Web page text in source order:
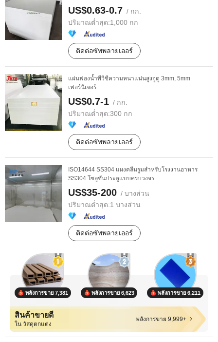
US$0.63-0.7 / กก.
ปริมาณต่ำสุด:1,000 กก
ติดต่อซัพพลายเออร์
แผ่นฟองน้ำพีวีซีความหนาแน่นสูงจูตู 3mm, 5mm
เฟอร์นิเจอร์
US$0.7-1 / กก.
ปริมาณต่ำสุด:300 กก
ติดต่อซัพพลายเออร์
ISO14644 SS304 แผงคลีนรูมสำหรับโรงงานอาหาร
SS304 โซลูชันประตูแบบครบวงจร
US$35-200 / บางส่วน
ปริมาณต่ำสุด:1 บางส่วน
ติดต่อซัพพลายเออร์
พลังการขาย 7,381 พลังการขาย 6,623 พลังการขาย 6,211
สินค้าขายดี
ใน วัสดุตกแต่ง
พลังการขาย 9,999+